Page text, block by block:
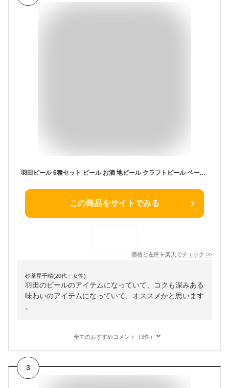
羽田ビール 6種セット ビール お酒 地ビール クラフトビール ペールエール IPA ヴァイツェン ゴールデンエール ポーター セッションIPA
この商品をサイトでみる
価格と在庫を楽天でチェック >>
砂茶屋千晴(20代・女性)
羽田のビールのアイテムになっていて、コクも深みある
味わいのアイテムになっていて、オススメかと思います
。
全てのおすすめコメント（3件）
3